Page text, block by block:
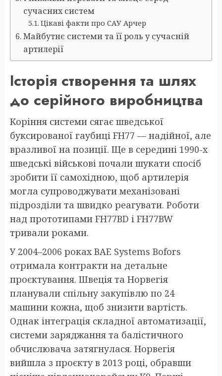
сучасних систем
Цікаві факти про САУ Арчер
Майбутнє системи та її роль у сучасній
артилерії
Історія створення та шлях
до серійного виробництва
Коріння системи сягає шведської
буксированої гаубиці FH77 — надійної, але
вразливої на позиції. Ще в середині 1990-х
шведські військові почали шукати спосіб
зробити її самохідною, щоб артилерія
могла супроводжувати механізовані
підрозділи та швидко реагувати. Роботи
над прототипами FH77BD і FH77BW
тривали роками.
У 2004–2006 роках BAE Systems Bofors
отримала контракти на детальне
проєктування. Швеція та Норвегія
планували спільну закупівлю по 24
машини кожна, щоб знизити вартість.
Однак інтеграція складної автоматизації,
системи заряджання та балістичного
обчислювача затягнулася. Норвегія
вийшла з проєкту в 2013 році, обравши